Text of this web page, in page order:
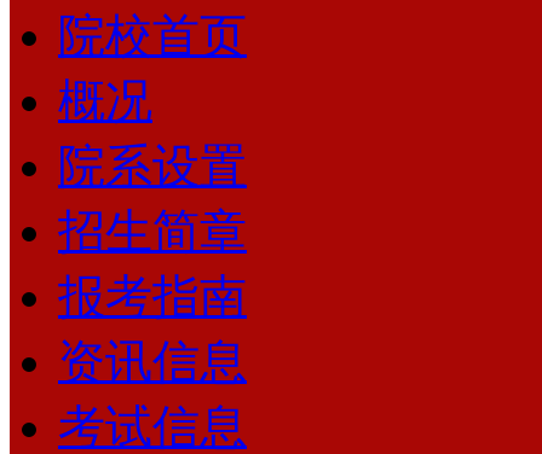
院校首页
概况
院系设置
招生简章
报考指南
资讯信息
考试信息